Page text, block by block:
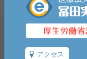
アクセス